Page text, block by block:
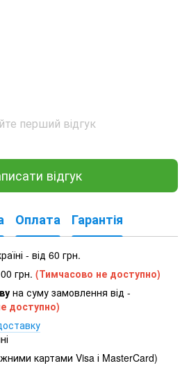
перший відгук
відгук
Оплата Гарантія
- від 60 грн.
грн. (Тимчасово не доступно)
на суму замовлення від -
доступно)
картами Visa і MasterCard)